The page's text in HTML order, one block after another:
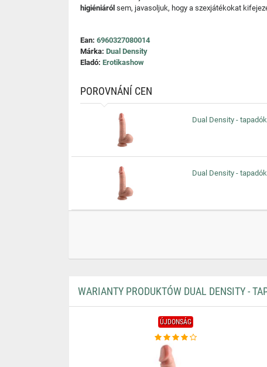
higiéniáról sem, javasoljuk, hogy a szexjátékokat
Ean: 6960327080014
Márka: Dual Density
Eladó: Erotikashow
POROVNÁNÍ CEN
Dual Density -
Dual Density -
WARIANTY PRODUKTÓW DUAL DENSITY -
ÚJDONSÁG